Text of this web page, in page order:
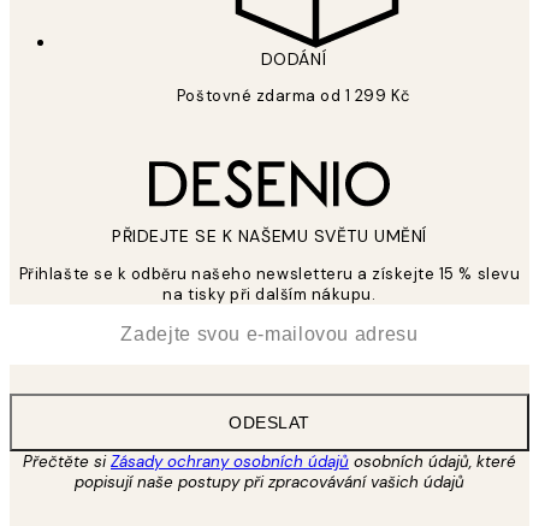
DODÁNÍ
Poštovné zdarma od 1 299 Kč
PŘIDEJTE SE K NAŠEMU SVĚTU UMĚNÍ
Přihlašte se k odběru našeho newsletteru a získejte 15 % slevu
na tisky při dalším nákupu.
ODESLAT
Přečtěte siZásady ochrany osobních údajů osobních údajů, které
popisují naše postupy při zpracovávání vašich údajů